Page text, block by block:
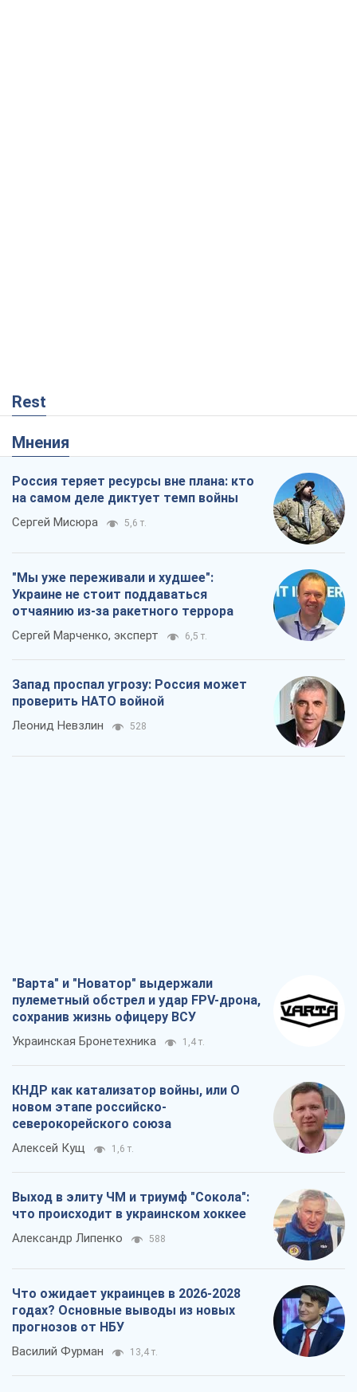
Rest
Мнения
Россия теряет ресурсы вне плана: кто
на самом деле диктует темп войны
Сергей Мисюра 5,6 т.
"Мы уже переживали и худшее":
Украине не стоит поддаваться
отчаянию из-за ракетного террора
Сергей Марченко, эксперт 6,5 т.
Запад проспал угрозу: Россия может
проверить НАТО войной
Леонид Невзлин 528
"Варта" и "Новатор" выдержали
пулеметный обстрел и удар FPV-дрона,
сохранив жизнь офицеру ВСУ
Украинская Бронетехника 1,4 т.
КНДР как катализатор войны, или О
новом этапе российско-
северокорейского союза
Алексей Кущ 1,6 т.
Выход в элиту ЧМ и триумф "Сокола":
что происходит в украинском хоккее
Александр Липенко 588
Что ожидает украинцев в 2026-2028
годах? Основные выводы из новых
прогнозов от НБУ
Василий Фурман 13,4 т.